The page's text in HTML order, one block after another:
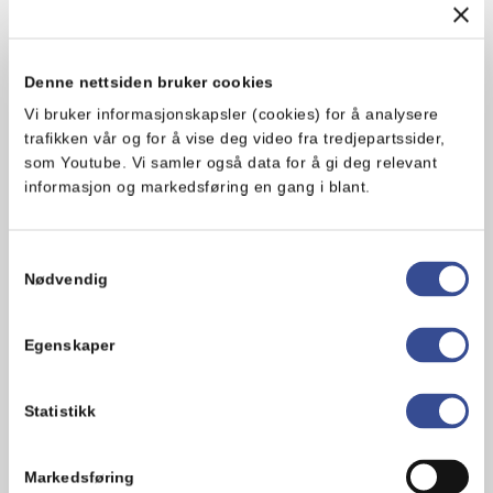
Denne nettsiden bruker cookies
Vi bruker informasjonskapsler (cookies) for å analysere
trafikken vår og for å vise deg video fra tredjepartssider,
som Youtube. Vi samler også data for å gi deg relevant
informasjon og markedsføring en gang i blant.
Nødvendig
Egenskaper
Statistikk
Markedsføring
romtemperert Melange, sukker, siktet
kakao og grovt salt sammen til alt er
godt blandet. Sett til side.
2. Forvarm ovnen til 180 grader. Smør
del i to emner, ett til hvert brød. Jobb
samtidig smidig og enkel å jobbe med.
4. Form hvert deigemnene til rektangler